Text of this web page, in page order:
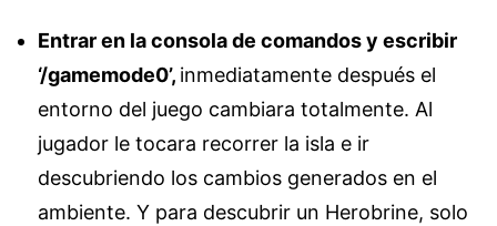
Entrar en la consola de comandos y escribir
‘/gamemode0’, inmediatamente después el
entorno del juego cambiara totalmente. Al
jugador le tocara recorrer la isla e ir
descubriendo los cambios generados en el
ambiente. Y para descubrir un Herobrine, solo